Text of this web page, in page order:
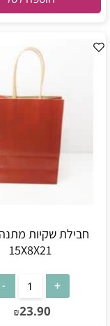
חבילת שקיות
15X8X21
₪23.90